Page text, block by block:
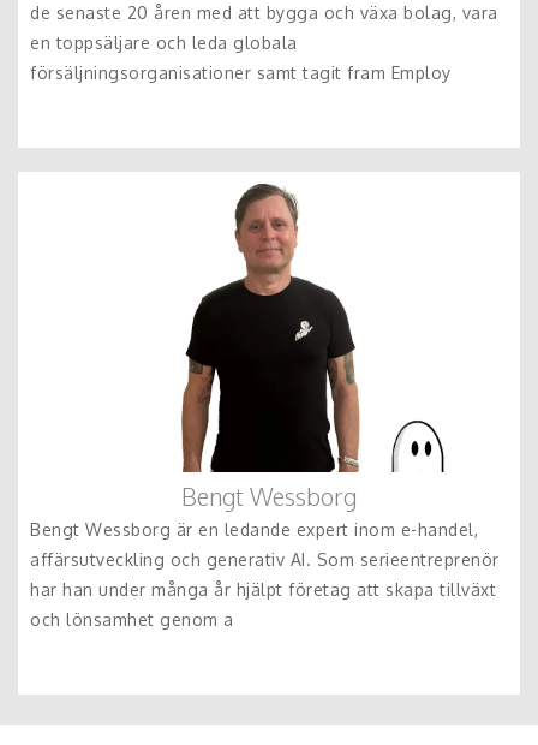
de senaste 20 åren med att bygga och växa bolag, vara
en toppsäljare och leda globala
försäljningsorganisationer samt tagit fram Employ
Bengt Wessborg
Bengt Wessborg är en ledande expert inom e-handel,
affärsutveckling och generativ AI. Som serieentreprenör
har han under många år hjälpt företag att skapa tillväxt
och lönsamhet genom a